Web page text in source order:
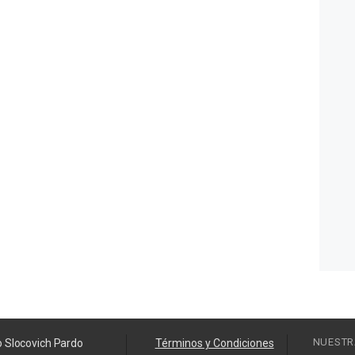
Slocovich Pardo Términos y Condiciones